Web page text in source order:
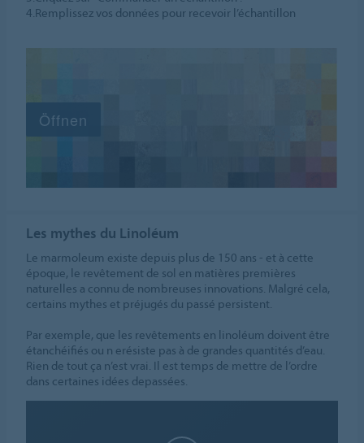
4.Remplissez vos données pour recevoir l’échantillon
Les mythes du Linoléum
Le marmoleum existe depuis plus de 150 ans - et à cette
époque, le revêtement de sol en matières premières
naturelles a connu de nombreuses innovations. Malgré cela,
certains mythes et préjugés du passé persistent.
Par exemple, que les revêtements en linoléum doivent être
étanchéifiés ou n erésiste pas à de grandes quantités d’eau.
Rien de tout ça n’est vrai. Il est temps de mettre de l’ordre
dans certaines idées depassées.